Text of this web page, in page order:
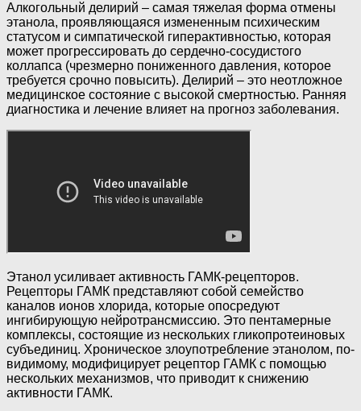
Алкогольный делирий – самая тяжелая форма отмены
этанола, проявляющаяся измененным психическим
статусом и симпатической гиперактивностью, которая
может прогрессировать до сердечно-сосудистого
коллапса (чрезмерно пониженного давления, которое
требуется срочно повысить). Делирий – это неотложное
медицинское состояние с высокой смертностью. Ранняя
диагностика и лечение влияет на прогноз заболевания.
Этанол усиливает активность ГАМК-рецепторов.
Рецепторы ГАМК представляют собой семейство
каналов ионов хлорида, которые опосредуют
ингибирующую нейротрансмиссию. Это пентамерные
комплексы, состоящие из нескольких гликопротеиновых
субъединиц. Хроническое злоупотребление этанолом, по-
видимому, модифицирует рецептор ГАМК с помощью
нескольких механизмов, что приводит к снижению
активности ГАМК.